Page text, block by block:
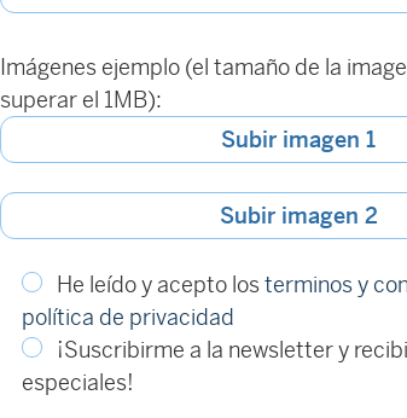
Imágenes ejemplo (el tamaño de la
superar el 1MB):
Subir imagen 1
Subir imagen 2
He leído y acepto losterminos y
política de privacidad
¡Suscribirme a la newsletter y
especiales!